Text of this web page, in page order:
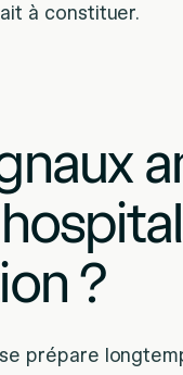
à constituer.
?
prépare